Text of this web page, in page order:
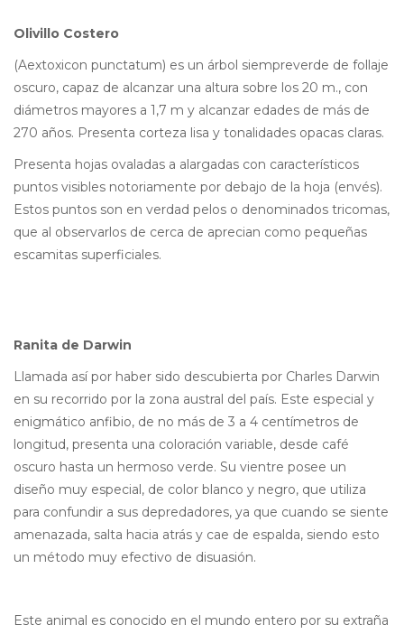
Olivillo Costero
(Aextoxicon punctatum) es un árbol siempreverde de follaje
oscuro, capaz de alcanzar una altura sobre los 20 m., con
diámetros mayores a 1,7 m y alcanzar edades de más de
270 años. Presenta corteza lisa y tonalidades opacas claras.
Presenta hojas ovaladas a alargadas con característicos
puntos visibles notoriamente por debajo de la hoja (envés).
Estos puntos son en verdad pelos o denominados tricomas,
que al observarlos de cerca de aprecian como pequeñas
escamitas superficiales.
Ranita de Darwin
Llamada así por haber sido descubierta por Charles Darwin
en su recorrido por la zona austral del país. Este especial y
enigmático anfibio, de no más de 3 a 4 centímetros de
longitud, presenta una coloración variable, desde café
oscuro hasta un hermoso verde. Su vientre posee un
diseño muy especial, de color blanco y negro, que utiliza
para confundir a sus depredadores, ya que cuando se siente
amenazada, salta hacia atrás y cae de espalda, siendo esto
un método muy efectivo de disuasión.
Este animal es conocido en el mundo entero por su extraña